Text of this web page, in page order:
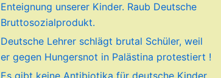
Enteignung unserer Kinder. Raub Deutsche
Bruttosozialprodukt.
Deutsche Lehrer schlägt brutal Schüler, weil
er gegen Hungersnot in Palästina protestiert !
Es gibt keine Antibiotika für deutsche Kinder